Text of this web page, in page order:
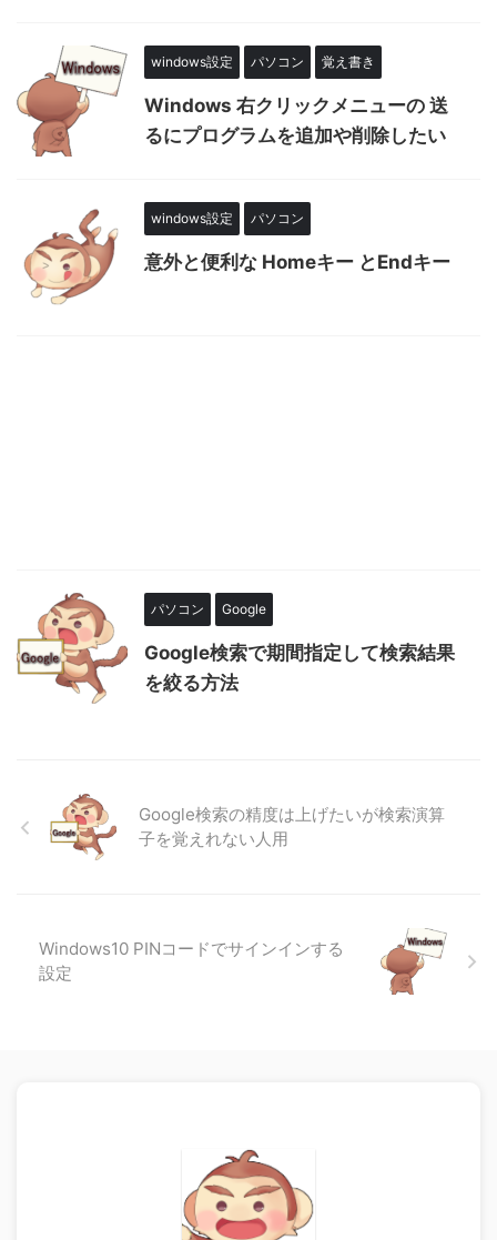
windows設定 パソコン 覚え書き
Windows 右クリックメニューの 送
るにプログラムを追加や削除したい
windows設定 パソコン
意外と便利な Homeキー とEndキー
パソコン Google
Google検索で期間指定して検索結果
を絞る方法
Google検索の精度は上げたいが検索演算
子を覚えれない人用
Windows10 PINコードでサインインする
設定